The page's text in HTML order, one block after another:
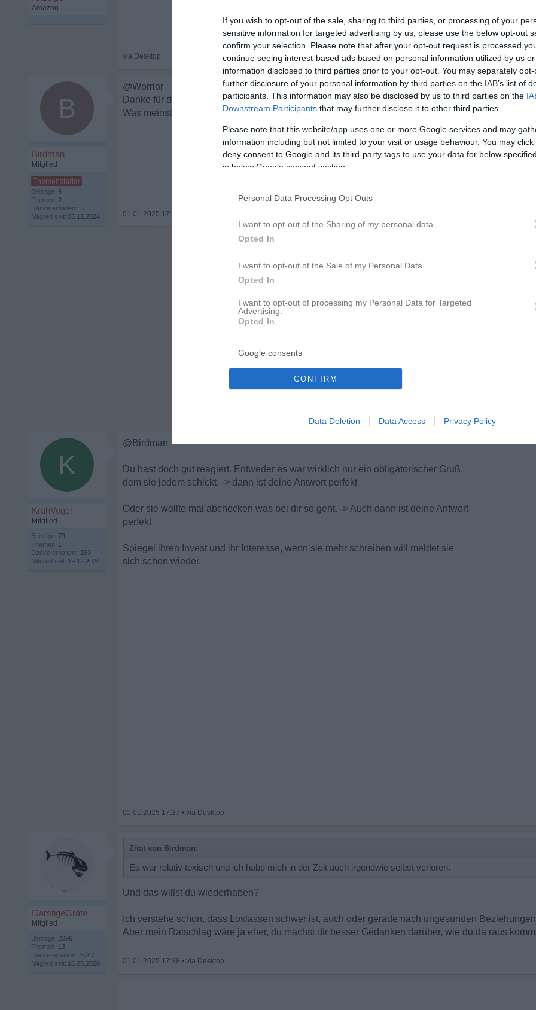
If you wish to opt-out of the sale, sharing to third parties, or processing of your
sensitive information for targeted advertising by us, please use the below opt-out
confirm your selection. Please note that after your opt-out request is processed
continue seeing interest-based ads based on personal information utilized by us
information disclosed to third parties prior to your opt-out. You may separately
further disclosure of your personal information by third parties on the IAB’s list of
participants. This information may also be disclosed by us to third parties on the
Downstream Participants that may further disclose it to other third parties.
Please note that this website/app uses one or more Google services and may
information including but not limited to your visit or usage behaviour. You may
deny consent to Google and its third-party tags to use your data for below
in below Google consent section.
Personal Data Processing Opt Outs
I want to opt-out of the Sharing of my personal data.
Opted In
I want to opt-out of the Sale of my Personal Data.
Opted In
I want to opt-out of processing my Personal Data for Targeted
Advertising.
Opted In
Google consents
CONFIRM
Data Deletion Data Access Privacy Policy
B
Birdman
Mitglied
Beiträge: 9
Themen: 2
Danke erhalten: 5
Mitglied seit: 05.11.2024
@Worrior
Danke für die Antwort.
Was meinst du mit "Lass nicht ständig deine Verfügbarkeit abklären"?
01.01.2025 17:30
K
KrahVogel
Mitglied
Beiträge: 79
Themen: 1
Danke erhalten: 163
Mitglied seit: 19.12.2024
@Birdman
Du hast doch gut reagiert. Entweder es war wirklich nur ein obligatorischer Gruß,
dem sie jedem schickt. -> dann ist deine Antwort perfekt
Oder sie wollte mal abchecken was bei dir so geht. -> Auch dann ist deine Antwort
perfekt
Spiegel ihren Invest und ihr Interesse, wenn sie mehr schreiben will meldet sie
sich schon wieder.
01.01.2025 17:37 •
GarstigeGräte
Mitglied
Beiträge: 2096
Themen: 13
Danke erhalten: 5747
Mitglied seit: 16.05.2020
Zitat von Birdman:
Es war relativ toxisch und ich habe mich in der Zeit auch irgendwie selbst verloren.
Und das willst du wiederhaben?
Ich verstehe schon, dass Loslassen schwer ist, auch oder gerade nach ungesunden
Aber mein Ratschlag wäre ja eher, du machst dir besser Gedanken darüber, wie du da raus
01.01.2025 17:38 •